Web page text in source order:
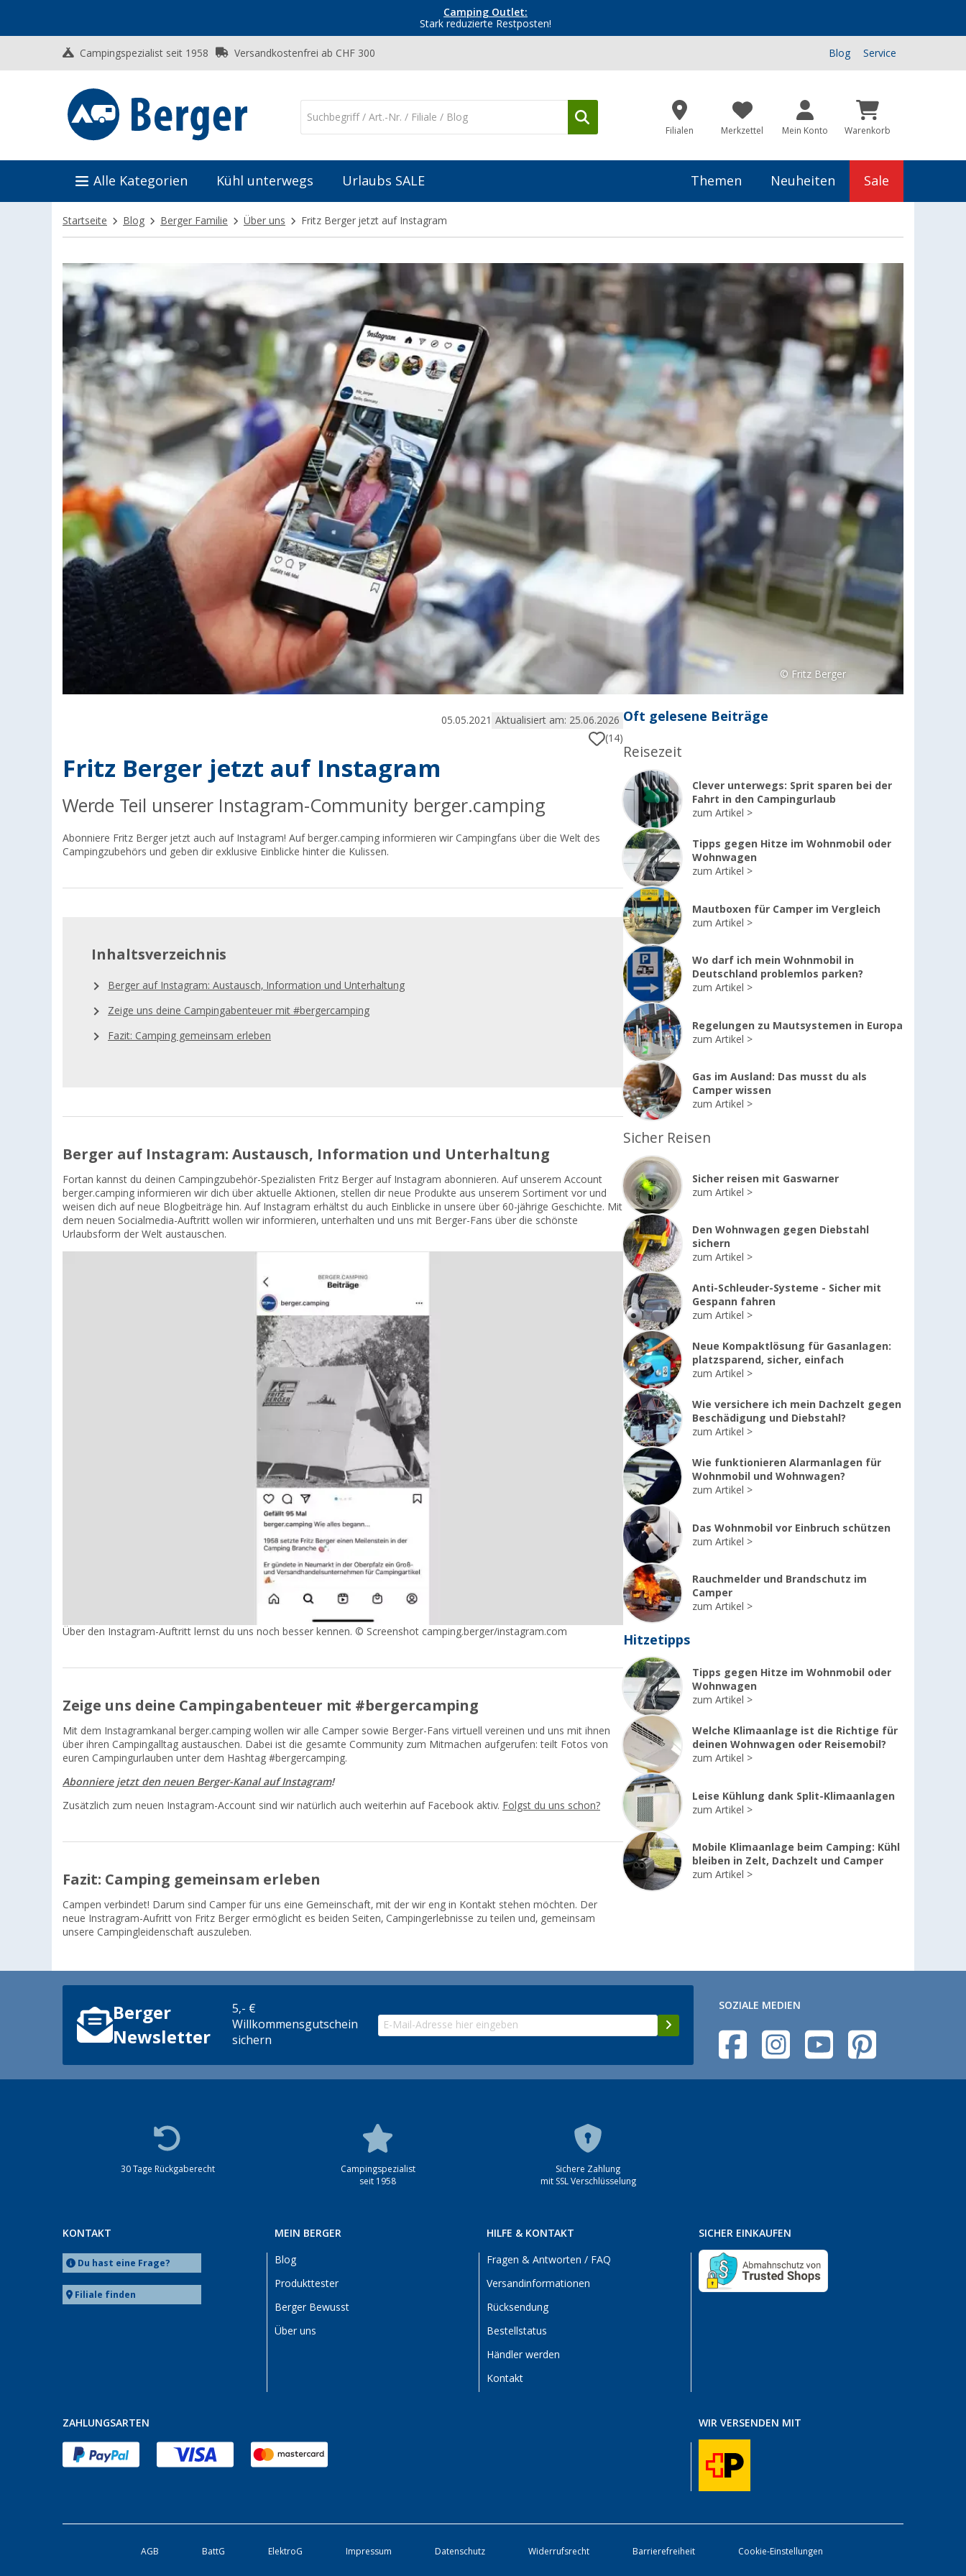
Camping Outlet:
Stark reduzierte Restposten!
Campingspezialist seit 1958 Versandkostenfrei ab CHF 300 Blog Service
Filialen Merkzettel Mein Konto Warenkorb
Alle Kategorien Kühl unterwegs Urlaubs SALE Themen Neuheiten Sale
Startseite Blog Berger Familie Über uns Fritz Berger jetzt auf Instagram
© Fritz Berger
05.05.2021 Aktualisiert am: 25.06.2026
(14)
Fritz Berger jetzt auf Instagram
Werde Teil unserer Instagram-Community berger.camping
Abonniere Fritz Berger jetzt auch auf Instagram! Auf berger.camping informieren wir Campingfans über die Welt des
Campingzubehörs und geben dir exklusive Einblicke hinter die Kulissen.
Inhaltsverzeichnis
Berger auf Instagram: Austausch, Information und Unterhaltung
Zeige uns deine Campingabenteuer mit #bergercamping
Fazit: Camping gemeinsam erleben
Berger auf Instagram: Austausch, Information und Unterhaltung
Fortan kannst du deinen Campingzubehör-Spezialisten Fritz Berger auf Instagram abonnieren. Auf unserem Account
berger.camping informieren wir dich über aktuelle Aktionen, stellen dir neue Produkte aus unserem Sortiment vor und
weisen dich auf neue Blogbeiträge hin. Auf Instagram erhältst du auch Einblicke in unsere über 60-jährige Geschichte. Mit
dem neuen Socialmedia-Auftritt wollen wir informieren, unterhalten und uns mit Berger-Fans über die schönste
Urlaubsform der Welt austauschen.
Über den Instagram-Auftritt lernst du uns noch besser kennen. © Screenshot camping.berger/instagram.com
Zeige uns deine Campingabenteuer mit #bergercamping
Mit dem Instagramkanal berger.camping wollen wir alle Camper sowie Berger-Fans virtuell vereinen und uns mit ihnen
über ihren Campingalltag austauschen. Dabei ist die gesamte Community zum Mitmachen aufgerufen: teilt Fotos von
euren Campingurlauben unter dem Hashtag #bergercamping.
Abonniere jetzt den neuen Berger-Kanal auf Instagram!
Zusätzlich zum neuen Instagram-Account sind wir natürlich auch weiterhin auf Facebook aktiv. Folgst du uns schon?
Fazit: Camping gemeinsam erleben
Campen verbindet! Darum sind Camper für uns eine Gemeinschaft, mit der wir eng in Kontakt stehen möchten. Der
neue Instragram-Aufritt von Fritz Berger ermöglicht es beiden Seiten, Campingerlebnisse zu teilen und, gemeinsam
unsere Campingleidenschaft auszuleben.
Oft gelesene Beiträge
Reisezeit
Clever unterwegs: Sprit sparen bei der
Fahrt in den Campingurlaub
zum Artikel
Tipps gegen Hitze im Wohnmobil oder
Wohnwagen
zum Artikel
Mautboxen für Camper im Vergleich
zum Artikel
Wo darf ich mein Wohnmobil in
Deutschland problemlos parken?
zum Artikel
Regelungen zu Mautsystemen in Europa
zum Artikel
Gas im Ausland: Das musst du als
Camper wissen
zum Artikel
Sicher Reisen
Sicher reisen mit Gaswarner
zum Artikel
Den Wohnwagen gegen Diebstahl
sichern
zum Artikel
Anti-Schleuder-Systeme - Sicher mit
Gespann fahren
zum Artikel
Neue Kompaktlösung für Gasanlagen:
platzsparend, sicher, einfach
zum Artikel
Wie versichere ich mein Dachzelt gegen
Beschädigung und Diebstahl?
zum Artikel
Wie funktionieren Alarmanlagen für
Wohnmobil und Wohnwagen?
zum Artikel
Das Wohnmobil vor Einbruch schützen
zum Artikel
Rauchmelder und Brandschutz im
Camper
zum Artikel
Hitzetipps
Tipps gegen Hitze im Wohnmobil oder
Wohnwagen
zum Artikel
Welche Klimaanlage ist die Richtige für
deinen Wohnwagen oder Reisemobil?
zum Artikel
Leise Kühlung dank Split-Klimaanlagen
zum Artikel
Mobile Klimaanlage beim Camping: Kühl
bleiben in Zelt, Dachzelt und Camper
zum Artikel
Berger
Newsletter
5,- €
Willkommensgutschein
sichern
SOZIALE MEDIEN
30 Tage Rückgaberecht
Campingspezialist
seit 1958
Sichere Zahlung
mit SSL Verschlüsselung
KONTAKT
Du hast eine Frage?
Filiale finden
MEIN BERGER
Blog
Produkttester
Berger Bewusst
Über uns
HILFE & KONTAKT
Fragen & Antworten / FAQ
Versandinformationen
Rücksendung
Bestellstatus
Händler werden
Kontakt
SICHER EINKAUFEN
ZAHLUNGSARTEN WIR VERSENDEN MIT
AGB BattG ElektroG Impressum Datenschutz Widerrufsrecht Barrierefreiheit Cookie-Einstellungen